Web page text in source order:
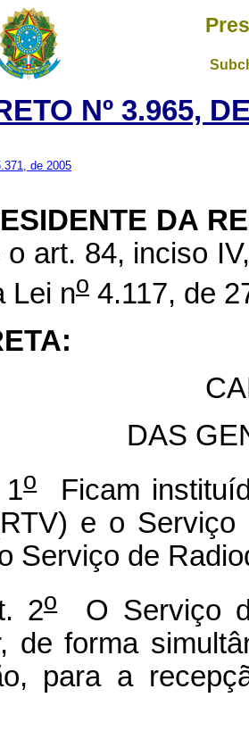
Nº 3.965,
de 2005
DA
o art. 84, inciso
Lei no 4.117, de
DAS
oFicam
e o
Serviço de
oO Serviço
de forma
para a